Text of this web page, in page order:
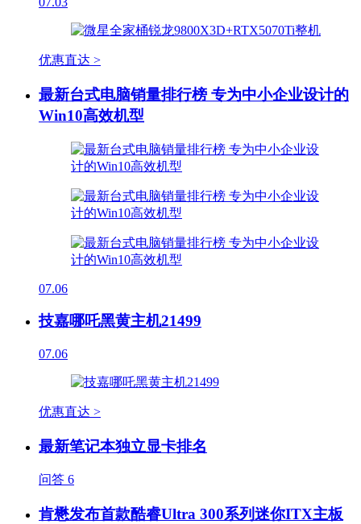
优惠直达 >
最新台式电脑销量排行榜 专为中小企业设计的
Win10高效机型
07.06
技嘉哪吒黑黄主机21499
07.06
优惠直达 >
最新笔记本独立显卡排名
问答 6
肯懋发布首款酷睿Ultra 300系列迷你ITX主板